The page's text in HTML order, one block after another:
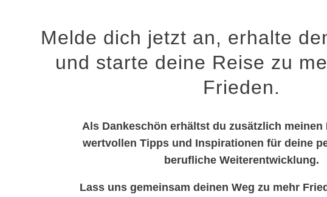
Melde dich jetzt an, erhalte
und starte deine Reise zu
Frieden.
Als Dankeschön erhältst du zusätzlich meinen
wertvollen Tipps und Inspirationen für deine
berufliche Weiterentwicklung.
Lass uns gemeinsam deinen Weg zu mehr